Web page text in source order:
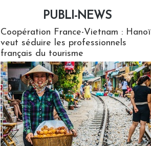
PUBLI-NEWS
Coopération France-Vietnam : Hanoï
veut séduire les professionnels
français du tourisme